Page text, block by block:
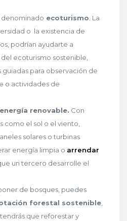
denominado ecoturismo. La
o la existencia de
podrían ayudarte a
ecoturismo sostenible,
guiadas para observación de
o actividades de
renovable. Con
como el sol o el viento,
solares o turbinas
energía limpia o arrendar
un tercero desarrolle el
de bosques, puedes
forestal sostenible,
que reforestar y